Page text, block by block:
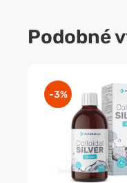
Podobné
-3%